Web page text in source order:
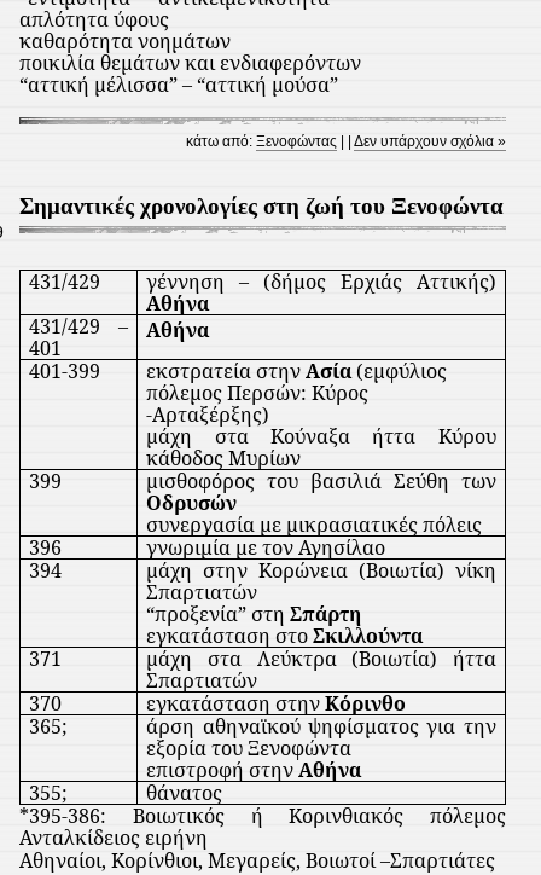
απλότητα ύφους
καθαρότητα νοημάτων
ποικιλία θεμάτων και ενδιαφερόντων
“αττική μέλισσα” – “αττική μούσα”
κάτω από:Ξενοφώντας | |Δεν υπάρχουν σχόλια »
Σημαντικές χρονολογίες στη ζωή του Ξενοφώντα
431/429
γέννηση – (δήμος Ερχιάς Αττικής)
Αθήνα
431/429 –
401
Αθήνα
401-399
εκστρατεία στηνΑσία(εμφύλιος
πόλεμος Περσών: Κύρος
-Αρταξέρξης)
μάχη στα Κούναξα ήττα Κύρου
κάθοδος Μυρίων
399
μισθοφόρος του βασιλιά Σεύθη των
Οδρυσών
συνεργασία με μικρασιατικές πόλεις
396
γνωριμία με τον Αγησίλαο
394
μάχη στην Κορώνεια (Βοιωτία) νίκη
Σπαρτιατών
“προξενία” στηΣπάρτη
εγκατάσταση στοΣκιλλούντα
371
μάχη στα Λεύκτρα (Βοιωτία) ήττα
Σπαρτιατών
370
εγκατάσταση στηνΚόρινθο
365;
άρση αθηναϊκού ψηφίσματος για την
εξορία του Ξενοφώντα
επιστροφή στηνΑθήνα
355;
θάνατος
*395-386: Βοιωτικός ή Κορινθιακός πόλεμος
Ανταλκίδειος ειρήνη
Αθηναίοι, Κορίνθιοι, Μεγαρείς, Βοιωτοί –Σπαρτιάτες